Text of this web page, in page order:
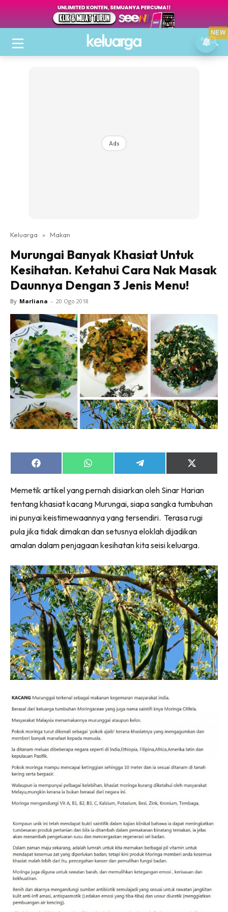
Ads
Keluarga » Makan
Murungai Banyak Khasiat Untuk
Kesihatan. Ketahui Cara Nak Masak
Daunnya Dengan 3 Jenis Menu!
By Marliana - 20 Ogo 2018
Share
on
Share
on
Share
on
Share
on
(Twitter)
Memetik artikel yang pernah disiarkan oleh Sinar Harian
tentang khasiat kacang Murungai, siapa sangka tumbuhan
ini punyai keistimewaannya yang tersendiri. Terasa rugi
pula jika tidak dimakan dan setusnya eloklah dijadikan
amalan dalam penjagaan kesihatan kita seisi keluarga.
NEW